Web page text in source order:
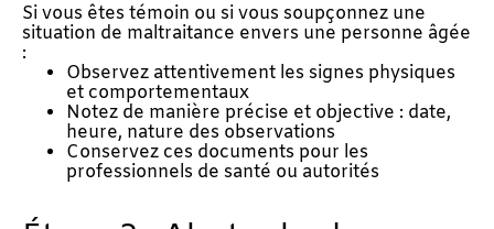
Si vous êtes témoin ou si vous soupçonnez une
situation de maltraitance envers une personne âgée
:
Observez attentivement les signes physiques
et comportementaux
Notez de manière précise et objective : date,
heure, nature des observations
Conservez ces documents pour les
professionnels de santé ou autorités